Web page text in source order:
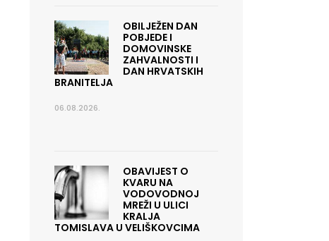
OBILJEŽEN DAN
POBJEDE I
DOMOVINSKE
ZAHVALNOSTI I
DAN HRVATSKIH
BRANITELJA
06.08.2026.
OBAVIJEST O
KVARU NA
VODOVODNOJ
MREŽI U ULICI
KRALJA
TOMISLAVA U VELIŠKOVCIMA